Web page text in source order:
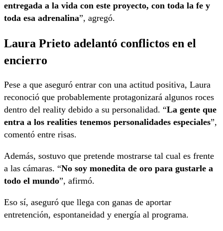
entregada a la vida con este proyecto, con toda la fe y
toda esa adrenalina”, agregó.
Laura Prieto adelantó conflictos en el
encierro
Pese a que aseguró entrar con una actitud positiva, Laura
reconoció que probablemente protagonizará algunos roces
dentro del reality debido a su personalidad. “La gente que
entra a los realities tenemos personalidades especiales”,
comentó entre risas.
Además, sostuvo que pretende mostrarse tal cual es frente
a las cámaras. “No soy monedita de oro para gustarle a
todo el mundo”, afirmó.
Eso sí, aseguró que llega con ganas de aportar
entretención, espontaneidad y energía al programa.